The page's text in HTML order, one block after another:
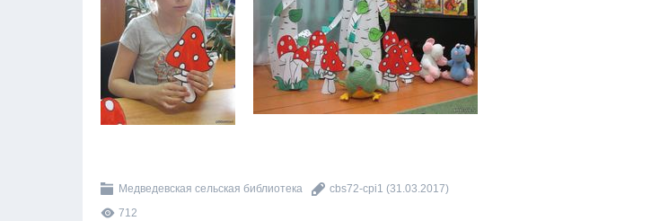
Медведевская сельская библиотека cbs72-cpi1 (31.03.2017)
712